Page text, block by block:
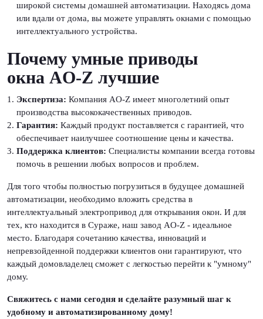
широкой системы домашней автоматизации. Находясь дома
или вдали от дома, вы можете управлять окнами с помощью
интеллектуального устройства.
Почему умные приводы
окна AO-Z лучшие
Экспертиза: Компания AO-Z имеет многолетний опыт
производства высококачественных приводов.
Гарантия: Каждый продукт поставляется с гарантией, что
обеспечивает наилучшее соотношение цены и качества.
Поддержка клиентов: Специалисты компании всегда готовы
помочь в решении любых вопросов и проблем.
Для того чтобы полностью погрузиться в будущее домашней
автоматизации, необходимо вложить средства в
интеллектуальный электропривод для открывания окон. И для
тех, кто находится в Сураже, наш завод AO-Z - идеальное
место. Благодаря сочетанию качества, инноваций и
непревзойденной поддержки клиентов они гарантируют, что
каждый домовладелец сможет с легкостью перейти к "умному"
дому.
Свяжитесь с нами сегодня и сделайте разумный шаг к
удобному и автоматизированному дому!